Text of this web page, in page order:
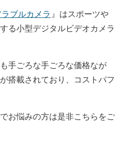
ブルカメラ 』はスポーツや
る小型デジタルビデオカメラ
手ごろな手ごろな価格なが
搭載されており、コストパフ
お悩みの方は是非こちらをご